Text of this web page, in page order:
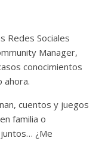
Redes Sociales
Manager,
conocimientos
ahora.
cuentos y juegos
familia o
¿Me